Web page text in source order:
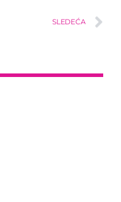
SLEDEĆA